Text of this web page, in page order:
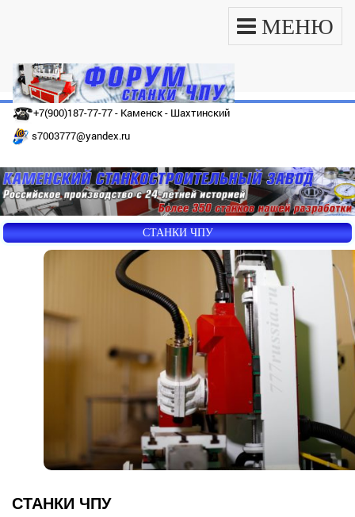
МЕНЮ
+7(900)187-77-77 - Каменск - Шахтинский
s7003777@yandex.ru
СТАНКИ ЧПУ
СТАНКИ ЧПУ